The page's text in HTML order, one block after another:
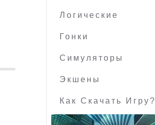
Логические
Гонки
Симуляторы
Экшены
Как Скачать Игру?